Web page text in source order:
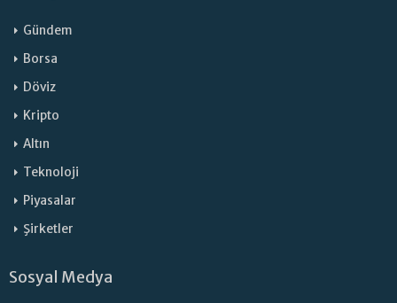
Gündem
Borsa
Döviz
Kripto
Altın
Teknoloji
Piyasalar
Şirketler
Sosyal Medya